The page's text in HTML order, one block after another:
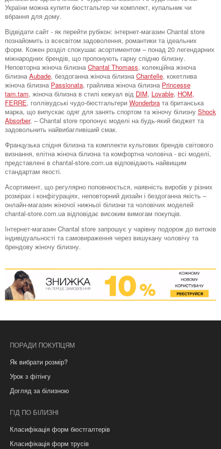
України можна купити бюстгальтер чи комплект, купальник чи
вбрання для дому.
Відвідати сайт - як перейти рубікон: інтернет-магазин Chantal store
познайомить із всесвітом задоволення, романтики та ідеальних
форм. Кожен розділ спокушає асортиментом – понад 20 легендарних
міжнародних брендів, що пропонують гарну спідню білизну.
Неповторна жіноча білизна Chantal Thomass, колекційна жіноча
білизна Aubade, бездоганна жіноча білизна Chantelle, кокетлива
жіноча білизна Passionata, грайлива жіноча білизна Princesse
tam.tam, жіноча білизна в стилі кежуал від DIM, Lovable, HOM,
FERRE, голлівудські чудо-бюстгальтери Wonderbra та британська
марка, що випускає одяг для занять спортом та жіночу білизну Shock
Absorber, – Chantal store пропонує моделі на будь-який бюджет та
задовольнить найвибагливіший смак.
Французька спідня білизна та комплекти культових брендів світового
визнання, елітна жіноча білизна та комфортна чоловіча - всі моделі,
представлені в chantal-store.com.ua відповідають найвищим
стандартам якості.
Асортимент, що регулярно поповнюється, наявність виробів у різних
розмірах і конфігураціях, неповторний дизайн і бездоганна якість –
онлайн-магазин жіночої нижньої білизни та чоловічих моделей
chantal-store.com.ua відповідає високим вимогам покупців.
Інтернет-магазин Chantal store запрошує у чарівну подорож до витоків
індивідуальності та самовираження через вишукану чоловічу та
брендову жіночу білизну.
ПОРАДИ ПОКУПЦЯМ
Як вибрати розмір?
Урок з фітінгу
Догляд за білизною
ГІД ПО БІЛИЗНІ
Класифікація форм бюстгалтерів
Класифікація форм трусів